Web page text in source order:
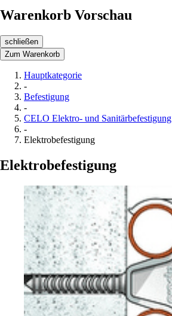
Warenkorb Vorschau
schließen
Zum Warenkorb
Hauptkategorie
-
Befestigung
-
CELO Elektro- und Sanitärbefestigung
-
Elektrobefestigung
Elektrobefestigung